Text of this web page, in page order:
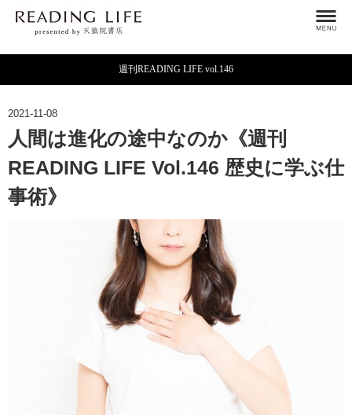
週刊READING LIFE vol.146
2021-11-08
人間は進化の途中なのか《週刊
READING LIFE Vol.146 歴史に学ぶ仕
事術》